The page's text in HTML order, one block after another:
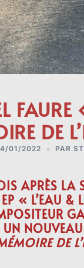
DE
01/2022 PAR
APRÈS LA
« L’EAU &
UN
DE